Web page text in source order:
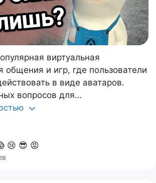
виртуальная
общения и игр, где пользователи
в виде аватаров.
вопросов для…
😢 😎 😡